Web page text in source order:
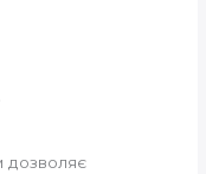
дозволяє